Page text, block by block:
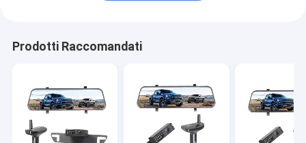
Prodotti Raccomandati